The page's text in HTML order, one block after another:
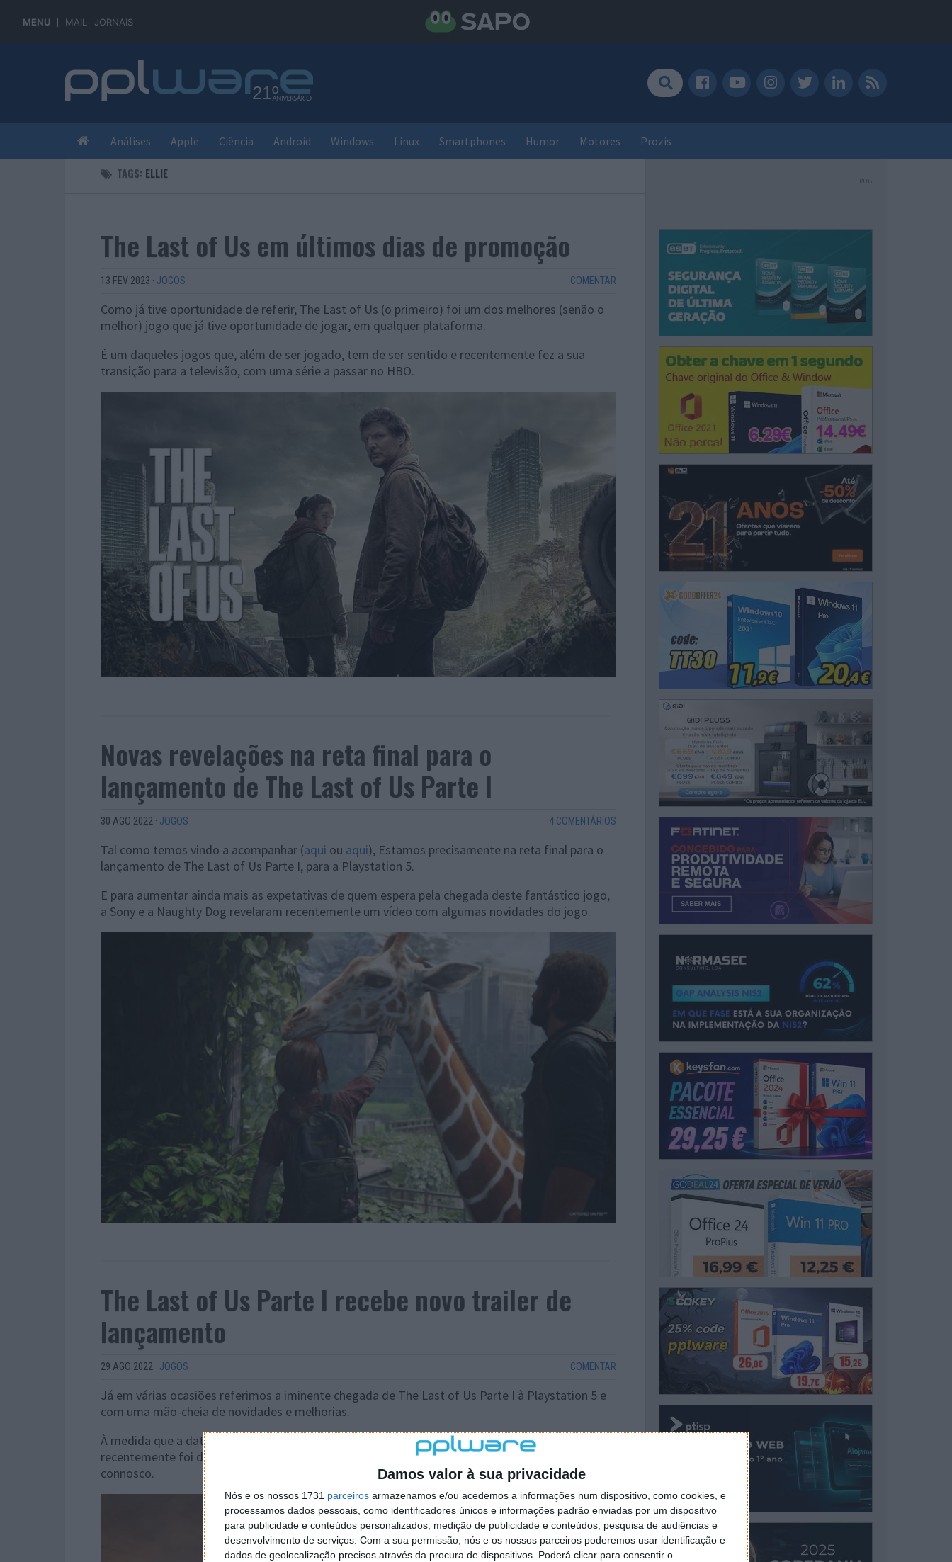
Damos valor à sua privacidade
Nós e os nossos 1731 parceiros armazenamos e/ou acedemos a informações num dispositivo, como cookies, e
processamos dados pessoais, como identificadores únicos e informações padrão enviadas por um dispositivo
para publicidade e conteúdos personalizados, medição de publicidade e conteúdos, pesquisa de audiências e
desenvolvimento de serviços. Com a sua permissão, nós e os nossos parceiros poderemos usar identificação e
dados de geolocalização precisos através da procura de dispositivos. Poderá clicar para consentir o
MENU MAIL JORNAIS
Análises Apple Ciência Android Windows Linux Smartphones Humor Motores Prozis
TAGS: ELLIE
The Last of Us em últimos dias de promoção
13 FEV 2023 · JOGOS COMENTAR
Como já tive oportunidade de referir, The Last of Us (o primeiro) foi um dos melhores (senão o
melhor) jogo que já tive oportunidade de jogar, em qualquer plataforma.
É um daqueles jogos que, além de ser jogado, tem de ser sentido e recentemente fez a sua
transição para a televisão, com uma série a passar no HBO.
Novas revelações na reta final para o
lançamento de The Last of Us Parte I
30 AGO 2022 · JOGOS 4 COMENTÁRIOS
Tal como temos vindo a acompanhar (aqui ou aqui), Estamos precisamente na reta final para o
lançamento de The Last of Us Parte I, para a Playstation 5.
E para aumentar ainda mais as expetativas de quem espera pela chegada deste fantástico jogo,
a Sony e a Naughty Dog revelaram recentemente um vídeo com algumas novidades do jogo.
The Last of Us Parte I recebe novo trailer de
lançamento
29 AGO 2022 · JOGOS COMENTAR
Já em várias ocasiões referimos a iminente chegada de The Last of Us Parte I à Playstation 5 e
com uma mão-cheia de novidades e melhorias.
À medida que a data de lançamento se aproxima, a Sony vai revelando mais novidades e
recentemente foi disponibilizado um novo trailer de lançamento para o jogo. Venham vê-lo
connosco.
PUB